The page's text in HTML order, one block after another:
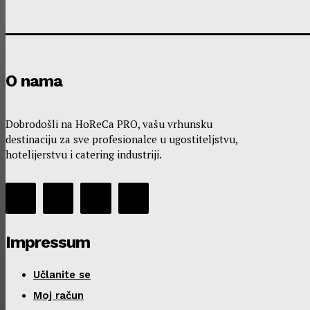
O nama
Dobrodošli na HoReCa PRO, vašu vrhunsku
destinaciju za sve profesionalce u ugostiteljstvu,
hotelijerstvu i catering industriji.
Impressum
Učlanite se
Moj račun